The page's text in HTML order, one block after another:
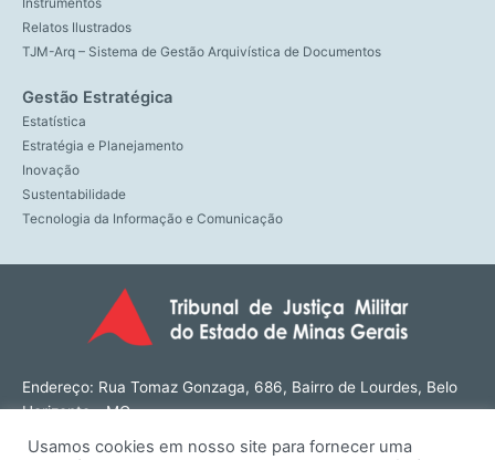
Instrumentos
Relatos Ilustrados
TJM-Arq – Sistema de Gestão Arquivística de Documentos
Gestão Estratégica
Estatística
Estratégia e Planejamento
Inovação
Sustentabilidade
Tecnologia da Informação e Comunicação
Endereço: Rua Tomaz Gonzaga, 686, Bairro de Lourdes, Belo
Horizonte - MG
Usamos cookies em nosso site para fornecer uma